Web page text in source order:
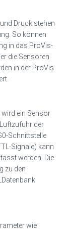
Druck stehen
So können
in das ProVis-
die Sensoren
in der ProVis
ein Sensor
der
Schnittstelle
Signale) kann
werden. Die
zu den
wie